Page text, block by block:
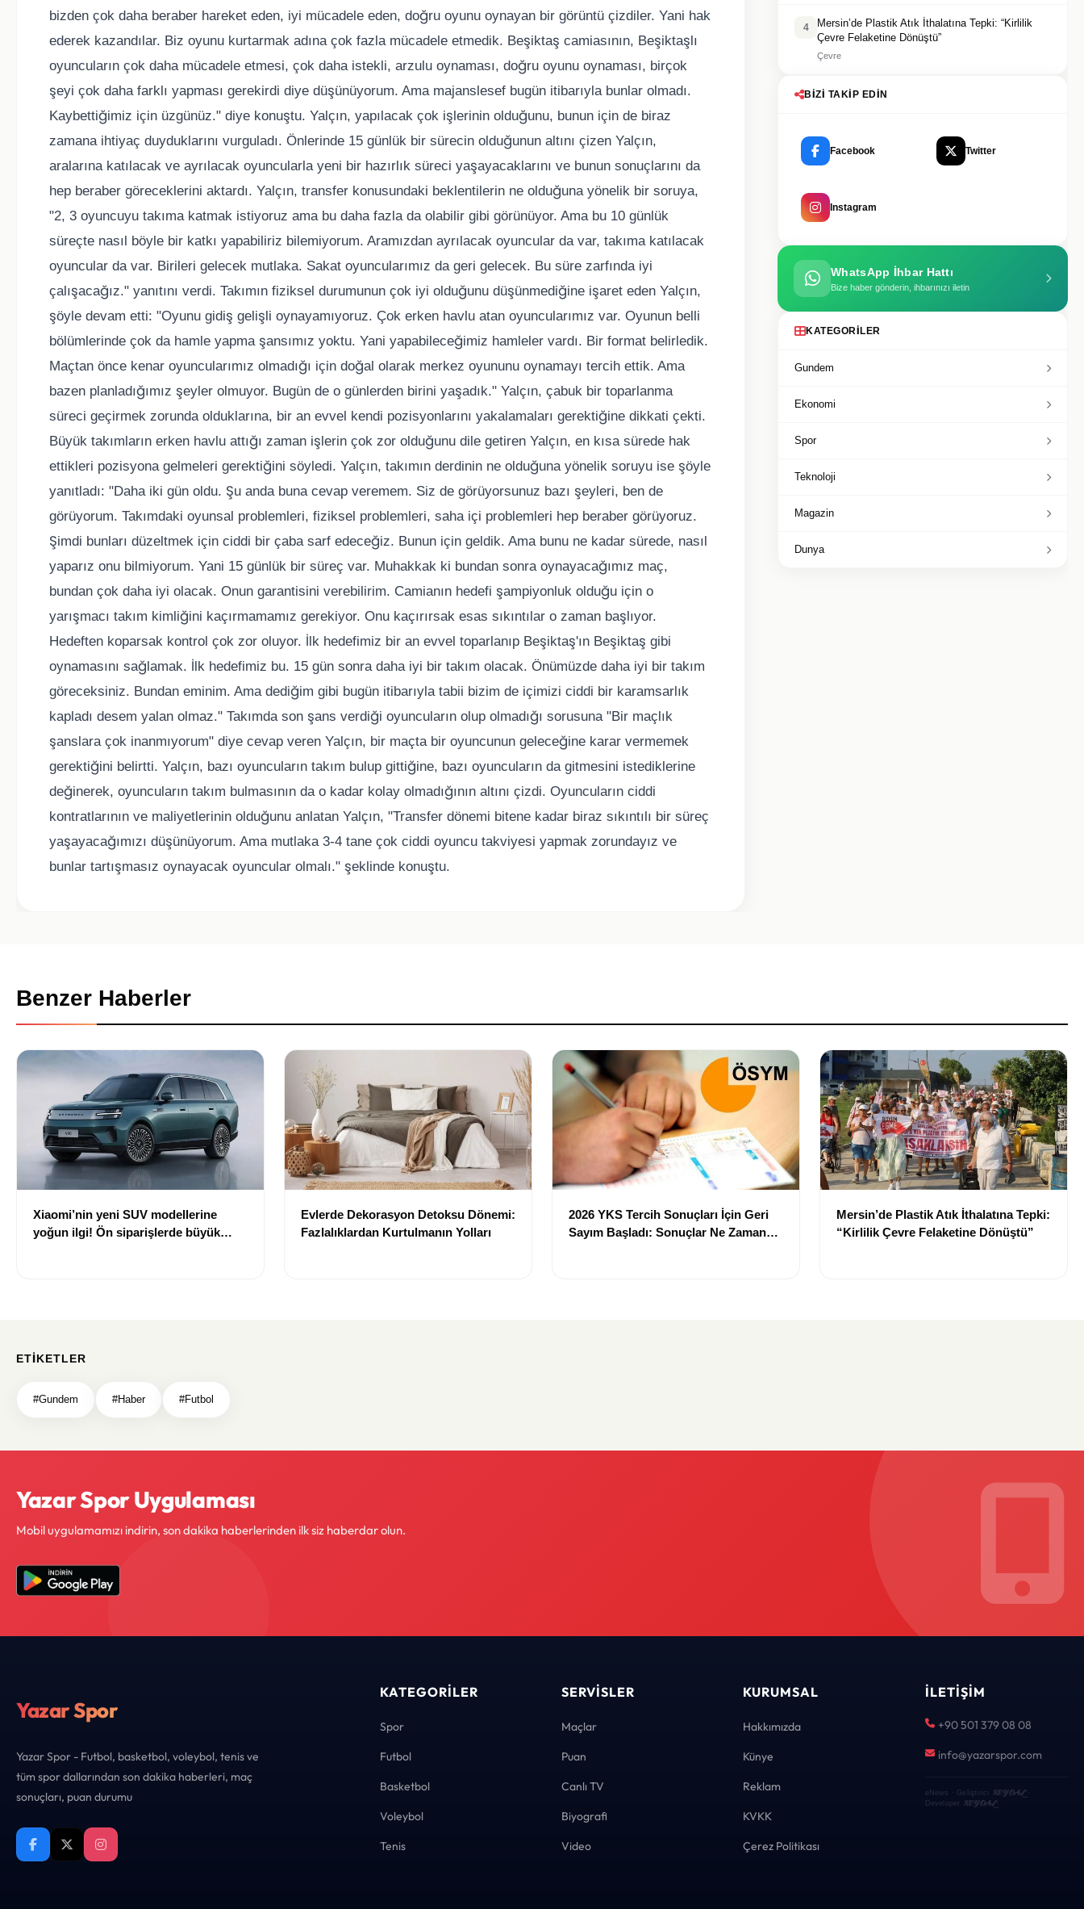
bizden çok daha beraber hareket eden, iyi mücadele eden, doğru oyunu oynayan bir görüntü çizdiler. Yani hak
ederek kazandılar. Biz oyunu kurtarmak adına çok fazla mücadele etmedik. Beşiktaş camiasının, Beşiktaşlı
oyuncuların çok daha mücadele etmesi, çok daha istekli, arzulu oynaması, doğru oyunu oynaması, birçok
şeyi çok daha farklı yapması gerekirdi diye düşünüyorum. Ama majanslesef bugün itibarıyla bunlar olmadı.
Kaybettiğimiz için üzgünüz." diye konuştu. Yalçın, yapılacak çok işlerinin olduğunu, bunun için de biraz
zamana ihtiyaç duyduklarını vurguladı. Önlerinde 15 günlük bir sürecin olduğunun altını çizen Yalçın,
aralarına katılacak ve ayrılacak oyuncularla yeni bir hazırlık süreci yaşayacaklarını ve bunun sonuçlarını da
hep beraber göreceklerini aktardı. Yalçın, transfer konusundaki beklentilerin ne olduğuna yönelik bir soruya,
"2, 3 oyuncuyu takıma katmak istiyoruz ama bu daha fazla da olabilir gibi görünüyor. Ama bu 10 günlük
süreçte nasıl böyle bir katkı yapabiliriz bilemiyorum. Aramızdan ayrılacak oyuncular da var, takıma katılacak
oyuncular da var. Birileri gelecek mutlaka. Sakat oyuncularımız da geri gelecek. Bu süre zarfında iyi
çalışacağız." yanıtını verdi. Takımın fiziksel durumunun çok iyi olduğunu düşünmediğine işaret eden Yalçın,
şöyle devam etti: "Oyunu gidiş gelişli oynayamıyoruz. Çok erken havlu atan oyuncularımız var. Oyunun belli
bölümlerinde çok da hamle yapma şansımız yoktu. Yani yapabileceğimiz hamleler vardı. Bir format belirledik.
Maçtan önce kenar oyuncularımız olmadığı için doğal olarak merkez oyununu oynamayı tercih ettik. Ama
bazen planladığımız şeyler olmuyor. Bugün de o günlerden birini yaşadık." Yalçın, çabuk bir toparlanma
süreci geçirmek zorunda olduklarına, bir an evvel kendi pozisyonlarını yakalamaları gerektiğine dikkati çekti.
Büyük takımların erken havlu attığı zaman işlerin çok zor olduğunu dile getiren Yalçın, en kısa sürede hak
ettikleri pozisyona gelmeleri gerektiğini söyledi. Yalçın, takımın derdinin ne olduğuna yönelik soruyu ise şöyle
yanıtladı: "Daha iki gün oldu. Şu anda buna cevap veremem. Siz de görüyorsunuz bazı şeyleri, ben de
görüyorum. Takımdaki oyunsal problemleri, fiziksel problemleri, saha içi problemleri hep beraber görüyoruz.
Şimdi bunları düzeltmek için ciddi bir çaba sarf edeceğiz. Bunun için geldik. Ama bunu ne kadar sürede, nasıl
yaparız onu bilmiyorum. Yani 15 günlük bir süreç var. Muhakkak ki bundan sonra oynayacağımız maç,
bundan çok daha iyi olacak. Onun garantisini verebilirim. Camianın hedefi şampiyonluk olduğu için o
yarışmacı takım kimliğini kaçırmamamız gerekiyor. Onu kaçırırsak esas sıkıntılar o zaman başlıyor.
Hedeften koparsak kontrol çok zor oluyor. İlk hedefimiz bir an evvel toparlanıp Beşiktaş'ın Beşiktaş gibi
oynamasını sağlamak. İlk hedefimiz bu. 15 gün sonra daha iyi bir takım olacak. Önümüzde daha iyi bir takım
göreceksiniz. Bundan eminim. Ama dediğim gibi bugün itibarıyla tabii bizim de içimizi ciddi bir karamsarlık
kapladı desem yalan olmaz." Takımda son şans verdiği oyuncuların olup olmadığı sorusuna "Bir maçlık
şanslara çok inanmıyorum" diye cevap veren Yalçın, bir maçta bir oyuncunun geleceğine karar vermemek
gerektiğini belirtti. Yalçın, bazı oyuncuların takım bulup gittiğine, bazı oyuncuların da gitmesini istediklerine
değinerek, oyuncuların takım bulmasının da o kadar kolay olmadığının altını çizdi. Oyuncuların ciddi
kontratlarının ve maliyetlerinin olduğunu anlatan Yalçın, "Transfer dönemi bitene kadar biraz sıkıntılı bir süreç
yaşayacağımızı düşünüyorum. Ama mutlaka 3-4 tane çok ciddi oyuncu takviyesi yapmak zorundayız ve
bunlar tartışmasız oynayacak oyuncular olmalı." şeklinde konuştu.
4
Mersin’de Plastik Atık İthalatına Tepki: “Kirlilik
Çevre Felaketine Dönüştü”
Çevre
BIZI TAKIP EDIN
Facebook Twitter
Instagram
WhatsApp İhbar Hattı
Bize haber gönderin, ihbarınızı iletin
KATEGORILER
Gundem
Ekonomi
Spor
Teknoloji
Magazin
Dunya
Benzer Haberler
Xiaomi’nin yeni SUV modellerine
yoğun ilgi! Ön siparişlerde büyük
Evlerde Dekorasyon Detoksu Dönemi:
Fazlalıklardan Kurtulmanın Yolları
2026 YKS Tercih Sonuçları İçin Geri
Sayım Başladı: Sonuçlar Ne Zaman
Mersin’de Plastik Atık İthalatına Tepki:
“Kirlilik Çevre Felaketine Dönüştü”
ETIKETLER
#Gundem #Haber #Futbol
Yazar Spor Uygulaması
Mobil uygulamamızı indirin, son dakika haberlerinden ilk siz haberdar olun.
Yazar Spor
Yazar Spor - Futbol, basketbol, voleybol, tenis ve
tüm spor dallarından son dakika haberleri, maç
sonuçları, puan durumu
KATEGORILER
Spor
Futbol
Basketbol
Voleybol
Tenis
SERVISLER
Maçlar
Puan
Canlı TV
Biyografi
Video
KURUMSAL
Hakkımızda
Künye
Reklam
KVKK
Çerez Politikası
İLETIŞIM
+90 501 379 08 08
info@yazarspor.com
eNews · Geliştirici KEYDAL·
Developer
KEYDAL